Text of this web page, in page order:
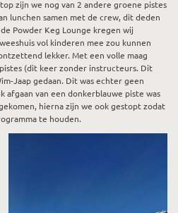
zijn we nog van 2 andere groene pistes
lunchen samen met de crew, dit deden
Powder Keg Lounge kregen wij
vol kinderen mee zou kunnen
lekker. Met een volle maag
(dit keer zonder instructeurs. Dit
Jaap gedaan. Dit was echter geen
afgaan van een donkerblauwe piste was
hierna zijn we ook gestopt zodat
te houden.